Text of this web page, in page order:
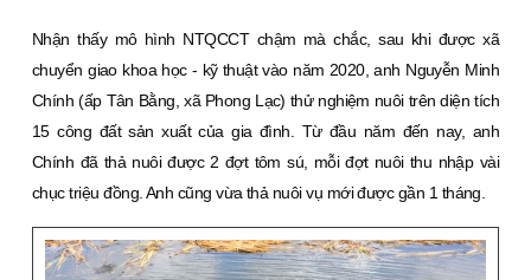
Nhận thấy mô hình NTQCCT chậm mà chắc, sau khi được xã
chuyển giao khoa học - kỹ thuật vào năm 2020, anh Nguyễn Minh
Chính (ấp Tân Bằng, xã Phong Lạc) thử nghiệm nuôi trên diện tích
15 công đất sản xuất của gia đình. Từ đầu năm đến nay, anh
Chính đã thả nuôi được 2 đợt tôm sú, mỗi đợt nuôi thu nhập vài
chục triệu đồng. Anh cũng vừa thả nuôi vụ mới được gần 1 tháng.